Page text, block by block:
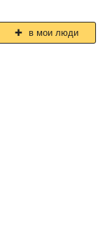
в мои люди